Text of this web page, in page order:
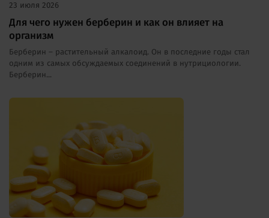
23 июля 2026
Для чего нужен берберин и как он влияет на
организм
Берберин – растительный алкалоид. Он в последние годы стал
одним из самых обсуждаемых соединений в нутрициологии.
Берберин...